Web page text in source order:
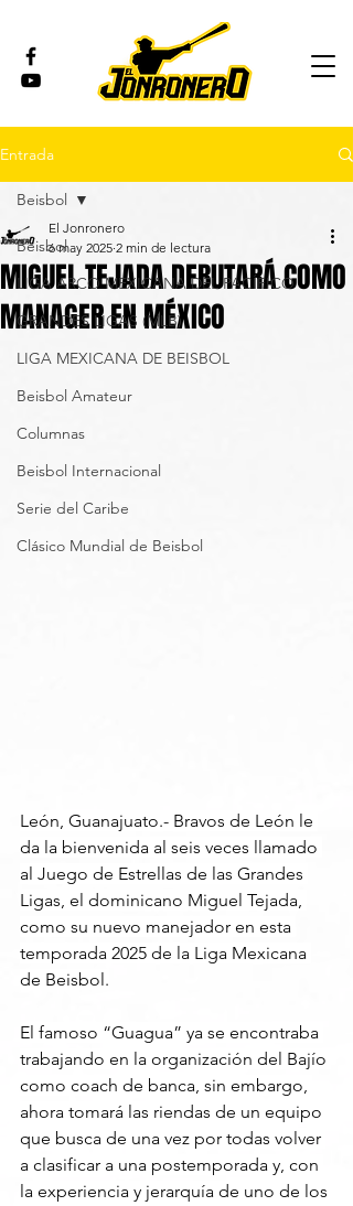
Entrada
Beisbol
LIGA ARCO MEXICANA DEL PACÍFICO
GRANDES LIGAS (MLB)
LIGA MEXICANA DE BEISBOL
Beisbol Amateur
Columnas
Beisbol Internacional
Serie del Caribe
Clásico Mundial de Beisbol
Beisbol
MIGUEL TEJADA DEBUTARÁ COMO
MANAGER EN MÉXICO
El Jonronero
6 may 2025 2 min de lectura
León, Guanajuato.- Bravos de León le
da la bienvenida al seis veces llamado
al Juego de Estrellas de las Grandes
Ligas, el dominicano Miguel Tejada,
como su nuevo manejador en esta
temporada 2025 de la Liga Mexicana
de Beisbol.
El famoso “Guagua” ya se encontraba
trabajando en la organización del Bajío
como coach de banca, sin embargo,
ahora tomará las riendas de un equipo
que busca de una vez por todas volver
a clasificar a una postemporada y, con
la experiencia y jerarquía de uno de los